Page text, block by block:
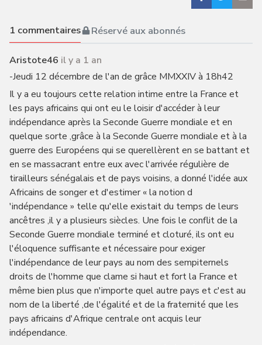
1 commentaires Réservé aux abonnés
Aristote46 il y a 1 an
-Jeudi 12 décembre de l'an de grâce MMXXIV à 18h42
Il y a eu toujours cette relation intime entre la France et
les pays africains qui ont eu le loisir d'accéder à leur
indépendance après la Seconde Guerre mondiale et en
quelque sorte ,grâce à la Seconde Guerre mondiale et à la
guerre des Européens qui se querellèrent en se battant et
en se massacrant entre eux avec l'arrivée régulière de
tirailleurs sénégalais et de pays voisins, a donné l'idée aux
Africains de songer et d'estimer « la notion d
'indépendance » telle qu'elle existait du temps de leurs
ancêtres ,il y a plusieurs siècles. Une fois le conflit de la
Seconde Guerre mondiale terminé et cloturé, ils ont eu
l'éloquence suffisante et nécessaire pour exiger
l'indépendance de leur pays au nom des sempiternels
droits de l'homme que clame si haut et fort la France et
même bien plus que n'importe quel autre pays et c'est au
nom de la liberté ,de l'égalité et de la fraternité que les
pays africains d'Afrique centrale ont acquis leur
indépendance.